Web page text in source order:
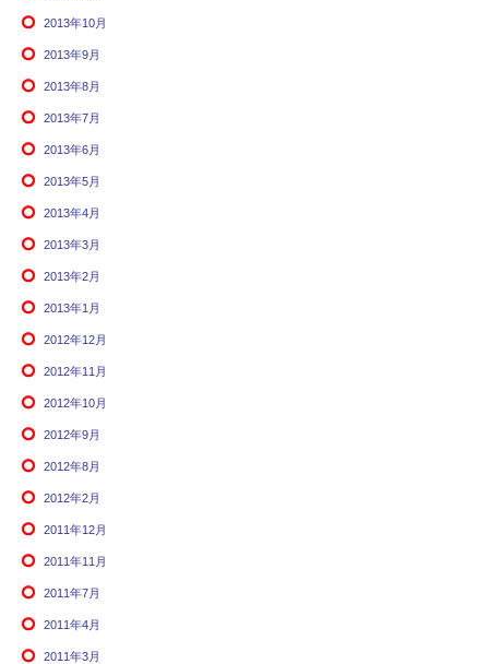
2013年10月
2013年9月
2013年8月
2013年7月
2013年6月
2013年5月
2013年4月
2013年3月
2013年2月
2013年1月
2012年12月
2012年11月
2012年10月
2012年9月
2012年8月
2012年2月
2011年12月
2011年11月
2011年7月
2011年4月
2011年3月